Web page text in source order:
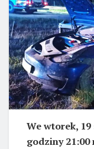
We wtorek,
godziny 21:00